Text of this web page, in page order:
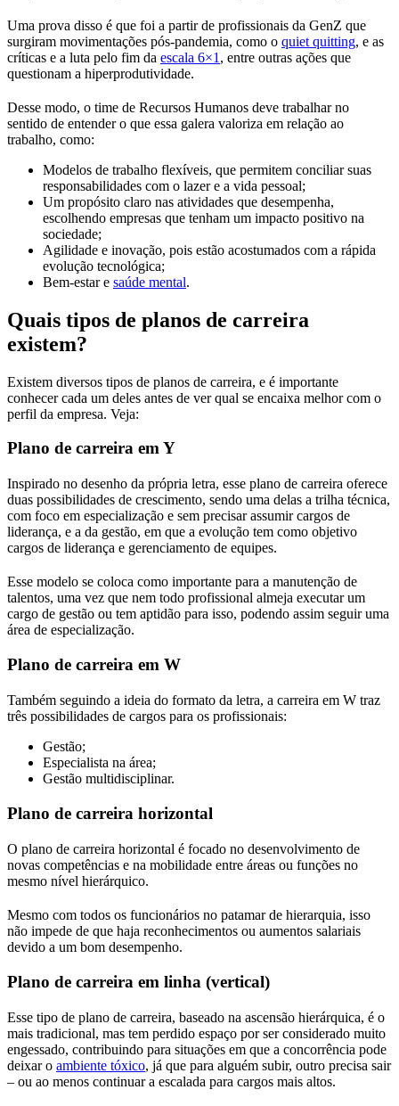
Uma prova disso é que foi a partir de profissionais da GenZ que
surgiram movimentações pós-pandemia, como o quiet quitting, e as
críticas e a luta pelo fim da escala 6×1 , entre outras ações que
questionam a hiperprodutividade.
Desse modo, o time de Recursos Humanos deve trabalhar no
sentido de entender o que essa galera valoriza em relação ao
trabalho, como:
Modelos de trabalho flexíveis, que permitem conciliar suas
responsabilidades com o lazer e a vida pessoal;
Um propósito claro nas atividades que desempenha,
escolhendo empresas que tenham um impacto positivo na
sociedade;
Agilidade e inovação, pois estão acostumados com a rápida
evolução tecnológica;
Bem-estar e saúde mental.
Quais tipos de planos de carreira
existem?
Existem diversos tipos de planos de carreira, e é importante
conhecer cada um deles antes de ver qual se encaixa melhor com o
perfil da empresa. Veja:
Plano de carreira em Y
Inspirado no desenho da própria letra, esse plano de carreira oferece
duas possibilidades de crescimento, sendo uma delas a trilha técnica,
com foco em especialização e sem precisar assumir cargos de
liderança, e a da gestão, em que a evolução tem como objetivo
cargos de liderança e gerenciamento de equipes.
Esse modelo se coloca como importante para a manutenção de
talentos, uma vez que nem todo profissional almeja executar um
cargo de gestão ou tem aptidão para isso, podendo assim seguir uma
área de especialização.
Plano de carreira em W
Também seguindo a ideia do formato da letra, a carreira em W traz
três possibilidades de cargos para os profissionais:
Gestão;
Especialista na área;
Gestão multidisciplinar.
Plano de carreira horizontal
O plano de carreira horizontal é focado no desenvolvimento de
novas competências e na mobilidade entre áreas ou funções no
mesmo nível hierárquico.
Mesmo com todos os funcionários no patamar de hierarquia, isso
não impede de que haja reconhecimentos ou aumentos salariais
devido a um bom desempenho.
Plano de carreira em linha (vertical)
Esse tipo de plano de carreira, baseado na ascensão hierárquica, é o
mais tradicional, mas tem perdido espaço por ser considerado muito
engessado, contribuindo para situações em que a concorrência pode
deixar o ambiente tóxico, já que para alguém subir, outro precisa sair
– ou ao menos continuar a escalada para cargos mais altos.